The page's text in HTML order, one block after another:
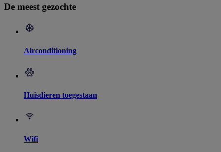
De meest gezochte
Airconditioning
Huisdieren toegestaan
Wifi